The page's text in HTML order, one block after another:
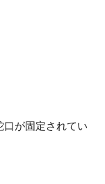
口が固定されてい